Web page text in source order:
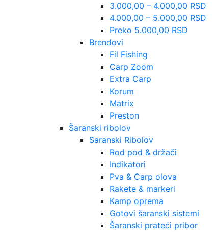
3.000,00 – 4.000,00 RSD
4.000,00 – 5.000,00 RSD
Preko 5.000,00 RSD
Brendovi
Fil Fishing
Carp Zoom
Extra Carp
Korum
Matrix
Preston
Šaranski ribolov
Saranski Ribolov
Rod pod & držači
Indikatori
Pva & Carp olova
Rakete & markeri
Kamp oprema
Gotovi šaranski sistemi
Šaranski prateći pribor